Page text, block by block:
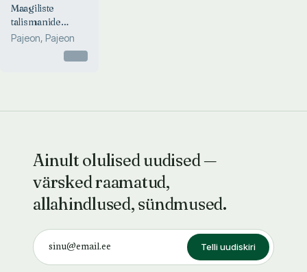
Maagiliste
talismanide
õpiraamat
Pajeon, Pajeon
Ainult olulised uudised —
värsked raamatud,
allahindlused, sündmused.
Telli uudiskiri